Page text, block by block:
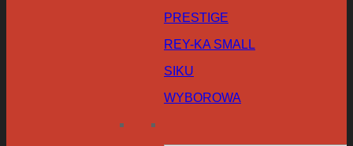
PRESTIGE
REY-KA SMALL
SIKU
WYBOROWA